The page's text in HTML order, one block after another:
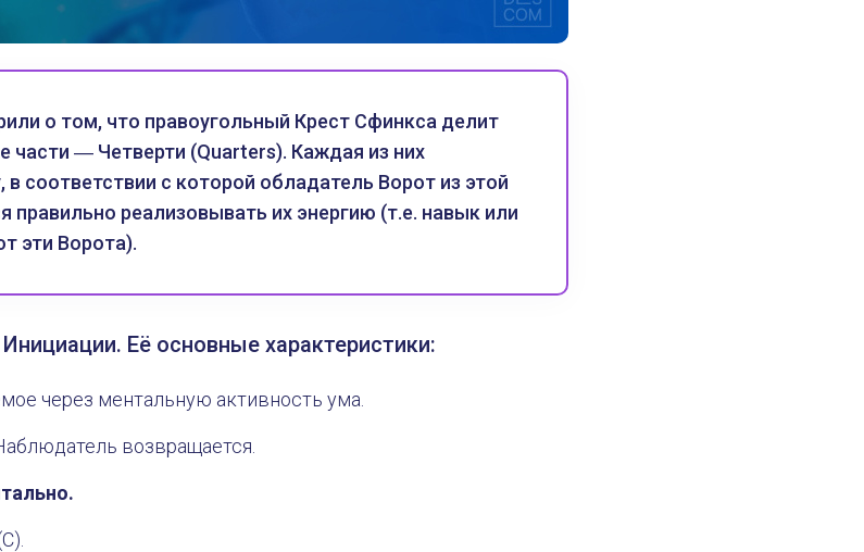
о том, что правоугольный Крест Сфинкса делит
части ― Четверти (Quarters). Каждая из них
соответствии с которой обладатель Ворот из этой
правильно реализовывать их энергию (т.е. навык или
эти Ворота).
Её основные характеристики:
через ментальную активность ума.
возвращается.